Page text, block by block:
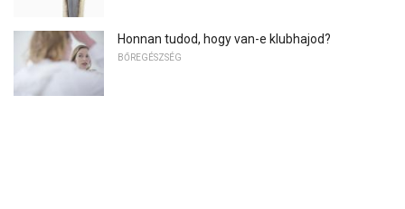
Honnan tudod, hogy van-e klubhajod?
BŐREGÉSZSÉG